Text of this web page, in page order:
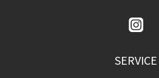
SERVICE